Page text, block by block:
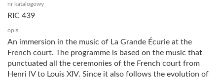
nr katalogowy
RIC 439
opis
An immersion in the music of La Grande Écurie at the
French court. The programme is based on the music that
punctuated all the ceremonies of the French court from
Henri IV to Louis XIV. Since it also follows the evolution of